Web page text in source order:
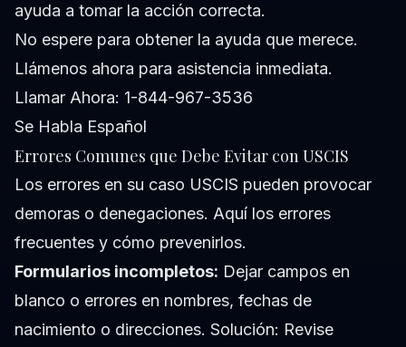
ayuda a tomar la acción correcta.
No espere para obtener la ayuda que merece.
Llámenos ahora para asistencia inmediata.
Llamar Ahora: 1-844-967-3536
Se Habla Español
Errores Comunes que Debe Evitar con USCIS
Los errores en su caso USCIS pueden provocar
demoras o denegaciones. Aquí los errores
frecuentes y cómo prevenirlos.
Formularios incompletos: Dejar campos en
blanco o errores en nombres, fechas de
nacimiento o direcciones. Solución: Revise